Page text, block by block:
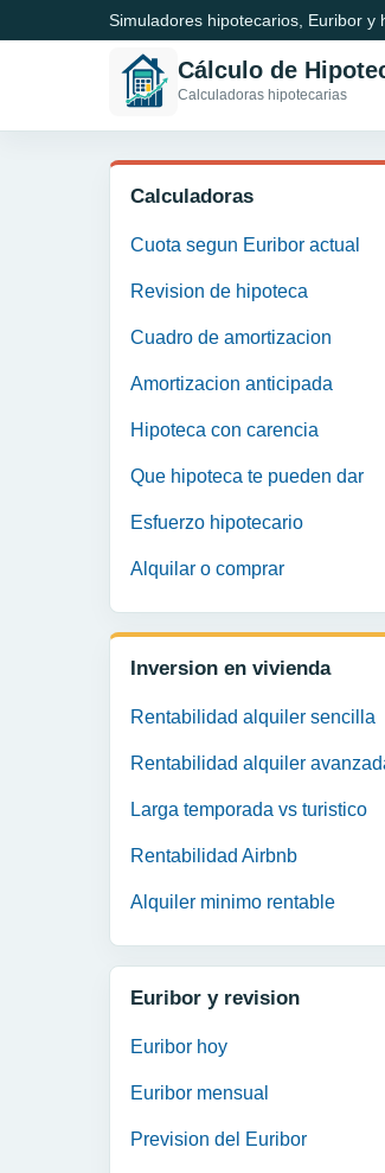
Simuladores hipotecarios, Euribor y
Cálculo de
Calculadoras hipotecarias
Calculadoras
Cuota segun Euribor actual
Revision de hipoteca
Cuadro de amortizacion
Amortizacion anticipada
Hipoteca con carencia
Que hipoteca te pueden dar
Esfuerzo hipotecario
Alquilar o comprar
Inversion en vivienda
Rentabilidad alquiler sencilla
Rentabilidad alquiler
Larga temporada vs turistico
Rentabilidad Airbnb
Alquiler minimo rentable
Euribor y revision
Euribor hoy
Euribor mensual
Prevision del Euribor